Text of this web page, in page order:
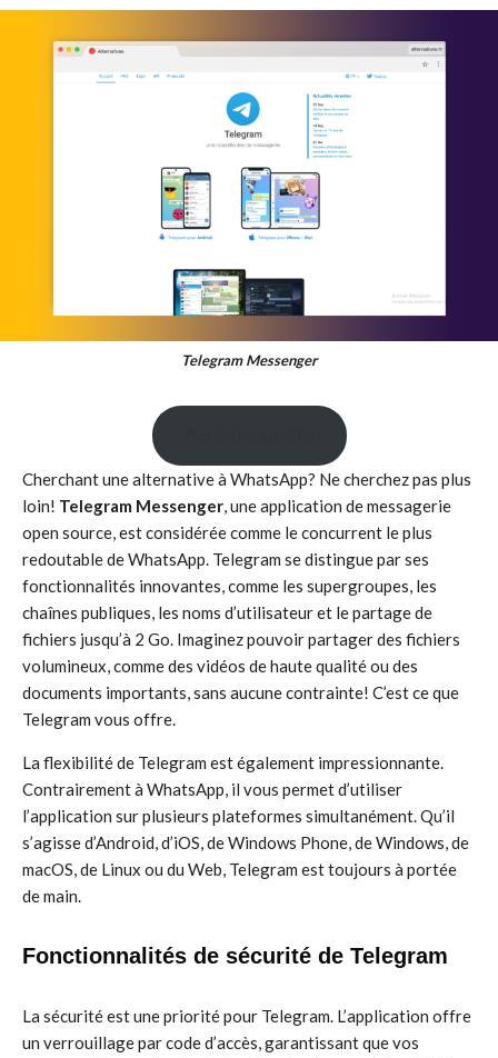
Telegram Messenger
Cherchant une alternative à WhatsApp? Ne cherchez pas plus
loin! Telegram Messenger, une application de messagerie
open source, est considérée comme le concurrent le plus
redoutable de WhatsApp. Telegram se distingue par ses
fonctionnalités innovantes, comme les supergroupes, les
chaînes publiques, les noms d’utilisateur et le partage de
fichiers jusqu’à 2 Go. Imaginez pouvoir partager des fichiers
volumineux, comme des vidéos de haute qualité ou des
documents importants, sans aucune contrainte! C’est ce que
Telegram vous offre.
La flexibilité de Telegram est également impressionnante.
Contrairement à WhatsApp, il vous permet d’utiliser
l’application sur plusieurs plateformes simultanément. Qu’il
s’agisse d’Android, d’iOS, de Windows Phone, de Windows, de
macOS, de Linux ou du Web, Telegram est toujours à portée
de main.
Fonctionnalités de sécurité de Telegram
La sécurité est une priorité pour Telegram. L’application offre
un verrouillage par code d’accès, garantissant que vos